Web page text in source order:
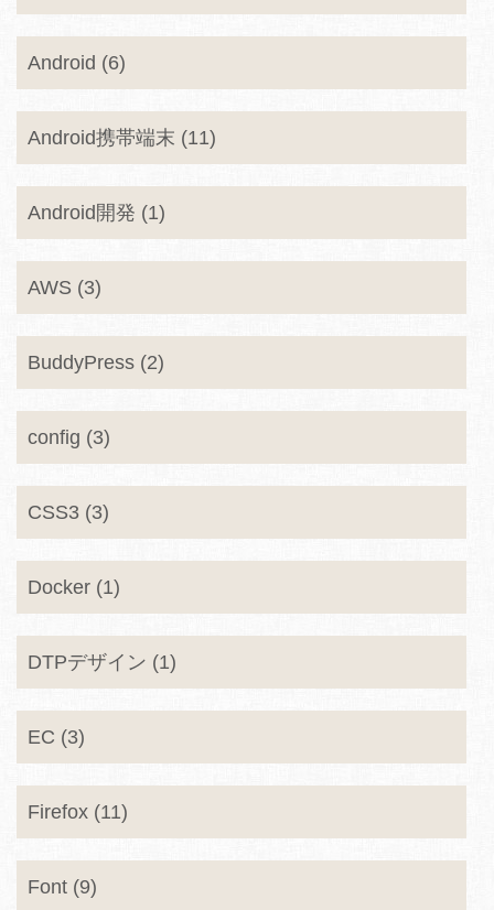
Android (6)
Android携帯端末 (11)
Android開発 (1)
AWS (3)
BuddyPress (2)
config (3)
CSS3 (3)
Docker (1)
DTPデザイン (1)
EC (3)
Firefox (11)
Font (9)